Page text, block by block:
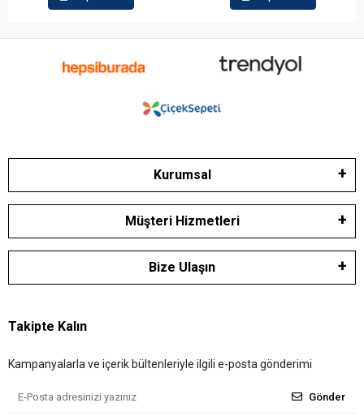
Kurumsal
Müşteri Hizmetleri
Bize Ulaşın
Takipte Kalın
Kampanyalarla ve içerik bültenleriyle ilgili e-posta gönderimi
Gönder